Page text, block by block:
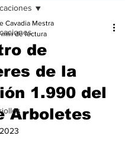
de
de la
1.990 del
Arboletes
Cavadia Mestra
min de lectura